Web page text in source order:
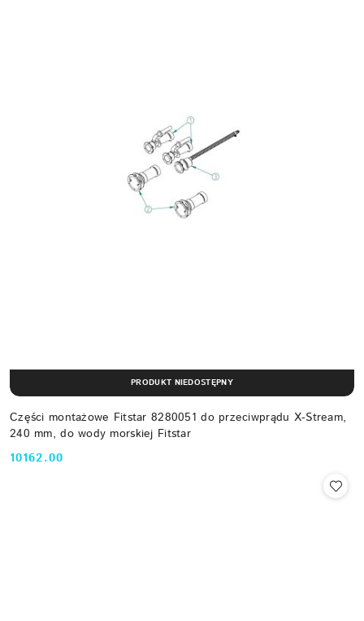
Części montażowe Fitstar 8280051 do przeciwprądu X-Stream,
240 mm, do wody morskiej Fitstar
Cena:
10162.00
PRODUKT NIEDOSTĘPNY